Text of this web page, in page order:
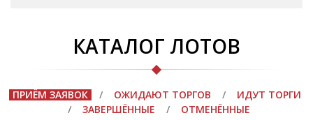
КАТАЛОГ ЛОТОВ
ПРИЁМ ЗАЯВОК / ОЖИДАЮТ ТОРГОВ /
ИДУТ ТОРГИ
/
ЗАВЕРШЁННЫЕ / ОТМЕНЁННЫЕ